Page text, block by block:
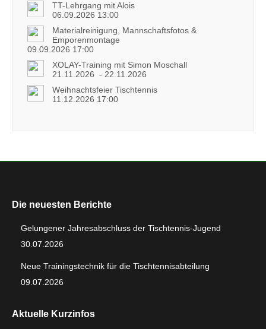
TT-Lehrgang mit Alois
06.09.2026 13:00
Materialreinigung, Mannschaftsfotos &
Emporenmontage
09.09.2026 17:00
XOLAY-Training mit Simon Moschall
21.11.2026 - 22.11.2026
Weihnachtsfeier Tischtennis
11.12.2026 17:00
Die neuesten Berichte
Gelungener Jahresabschluss der Tischtennis-Jugend
30.07.2026
Neue Trainingstechnik für die Tischtennisabteilung
09.07.2026
Aktuelle Kurzinfos